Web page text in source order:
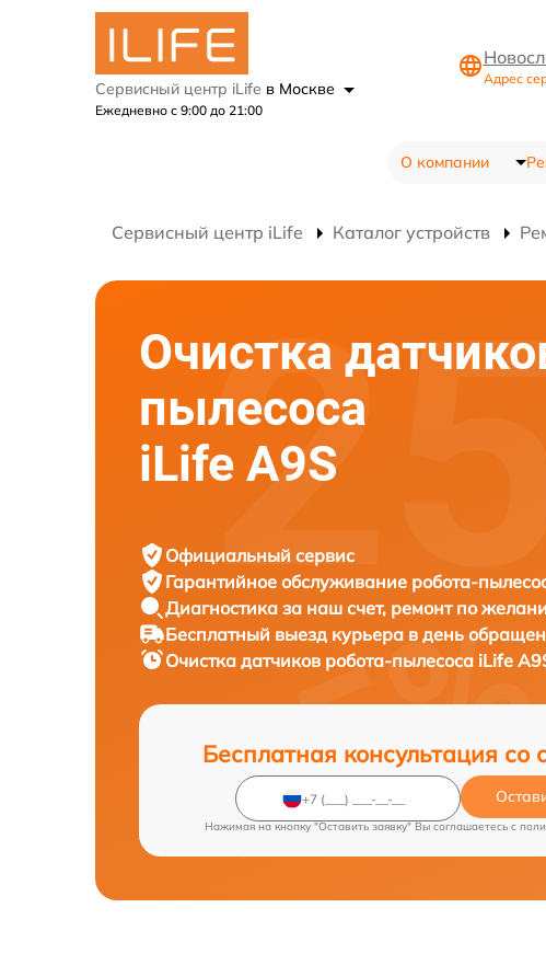
Сервисный центр iLife в Москве
Ежедневно с 9:00 до 21:00
Адрес
О компании
Сервисный центр iLife Каталог устройств
Очистка
пылесоса
iLife A9S
Официальный сервис
Гарантийное обслуживание робота-
Диагностика за наш счет, ремонт по
Бесплатный выезд курьера в день
Очистка датчиков робота-пылесоса iLife
Бесплатная консультация со
Нажимая на кнопку "Оставить заявку" Вы соглашаетесь c